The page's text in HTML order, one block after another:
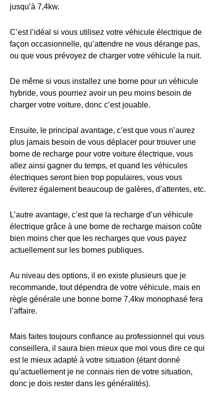
jusqu’à 7,4kw.
C’est l’idéal si vous utilisez votre véhicule électrique de
façon occasionnelle, qu’attendre ne vous dérange pas,
ou que vous prévoyez de charger votre véhicule la nuit.
De même si vous installez une borne pour un véhicule
hybride, vous pourriez avoir un peu moins besoin de
charger votre voiture, donc c’est jouable.
Ensuite, le principal avantage, c’est que vous n’aurez
plus jamais besoin de vous déplacer pour trouver une
borne de recharge pour votre voiture électrique, vous
allez ainsi gagner du temps, et quand les véhicules
électriques seront bien trop populaires, vous vous
éviterez également beaucoup de galères, d’attentes, etc.
L’autre avantage, c’est que la recharge d’un véhicule
électrique grâce à une borne de recharge maison coûte
bien moins cher que les recharges que vous payez
actuellement sur les bornes publiques.
Au niveau des options, il en existe plusieurs que je
recommande, tout dépendra de votre véhicule, mais en
règle générale une bonne borne 7,4kw monophasé fera
l’affaire.
Mais faites toujours confiance au professionnel qui vous
conseillera, il saura bien mieux que moi vous dire ce qui
est le mieux adapté à votre situation (étant donné
qu’actuellement je ne connais rien de votre situation,
donc je dois rester dans les généralités).